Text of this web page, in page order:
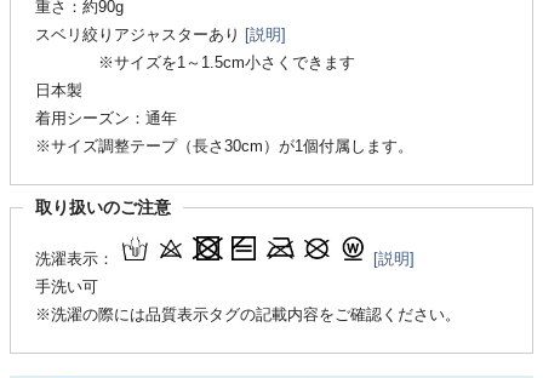
重さ：約90g
スベリ絞りアジャスターあり [説明]
※サイズを1～1.5cm小さくできます
日本製
着用シーズン：通年
※サイズ調整テープ（長さ30cm）が1個付属します。
取り扱いのご注意
洗濯表示：
[説明]
手洗い可
※洗濯の際には品質表示タグの記載内容をご確認ください。